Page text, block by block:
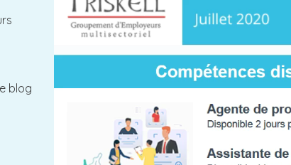
blog